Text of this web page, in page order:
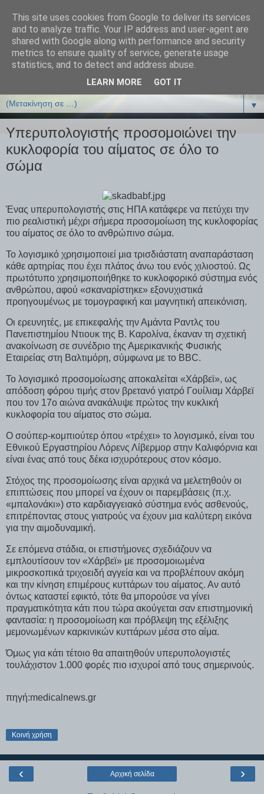
ΒΙΟΛΟΓΙΑonline.gr
Online Μαθήματα Βιολογίας
▼
Υπερυπολογιστής προσομοιώνει την
κυκλοφορία του αίματος σε όλο το
σώμα
Ένας υπερυπολογιστής στις ΗΠΑ κατάφερε να πετύχει την
πιο ρεαλιστική μέχρι σήμερα προσομοίωση της κυκλοφορίας
του αίματος σε όλο το ανθρώπινο σώμα.
Το λογισμικό χρησιμοποιεί μια τρισδιάστατη αναπαράσταση
κάθε αρτηρίας που έχει πλάτος άνω του ενός χιλιοστού. Ως
πρωτότυπο χρησιμοποιήθηκε το κυκλοφορικό σύστημα ενός
ανθρώπου, αφού «σκαναρίστηκε» εξονυχιστικά
προηγουμένως με τομογραφική και μαγνητική απεικόνιση.
Οι ερευνητές, με επικεφαλής την Αμάντα Ραντλς του
Πανεπιστημίου Ντιουκ της Β. Καρολίνα, έκαναν τη σχετική
ανακοίνωση σε συνέδριο της Αμερικανικής Φυσικής
Εταιρείας στη Βαλτιμόρη, σύμφωνα με το BBC.
Το λογισμικό προσομοίωσης αποκαλείται «Χάρβεϊ», ως
απόδοση φόρου τιμής στον βρετανό γιατρό Γουίλιαμ Χάρβεϊ
που τον 17ο αιώνα ανακάλυψε πρώτος την κυκλική
κυκλοφορία του αίματος στο σώμα.
Ο σούπερ-κομπιούτερ όπου «τρέχει» το λογισμικό, είναι του
Εθνικού Εργαστηρίου Λόρενς Λίβερμορ στην Καλιφόρνια και
είναι ένας από τους δέκα ισχυρότερους στον κόσμο.
Στόχος της προσομοίωσης είναι αρχικά να μελετηθούν οι
επιπτώσεις που μπορεί να έχουν οι παρεμβάσεις (π.χ.
«μπαλονάκι») στο καρδιαγγειακό σύστημα ενός ασθενούς,
επιτρέποντας στους γιατρούς να έχουν μια καλύτερη εικόνα
για την αιμοδυναμική.
Σε επόμενα στάδια, οι επιστήμονες σχεδιάζουν να
εμπλουτίσουν τον «Χάρβεϊ» με προσομοιωμένα
μικροσκοπικά τριχοειδή αγγεία και να προβλέπουν ακόμη
και την κίνηση επιμέρους κυττάρων του αίματος. Αν αυτό
όντως καταστεί εφικτό, τότε θα μπορούσε να γίνει
πραγματικότητα κάτι που τώρα ακούγεται σαν επιστημονική
φαντασία: η προσομοίωση και πρόβλεψη της εξέλιξης
μεμονωμένων καρκινικών κυττάρων μέσα στο αίμα.
Όμως για κάτι τέτοιο θα απαιτηθούν υπερυπολογιστές
τουλάχιστον 1.000 φορές πιο ισχυροί από τους σημερινούς.
πηγή:medicalnews.gr
Κοινή χρήση
‹ ›
Αρχική σελίδα
This site uses cookies from Google to deliver its services
and to analyze traffic. Your IP address and user-agent are
shared with Google along with performance and security
metrics to ensure quality of service, generate usage
statistics, and to detect and address abuse.
LEARN MORE GOT IT